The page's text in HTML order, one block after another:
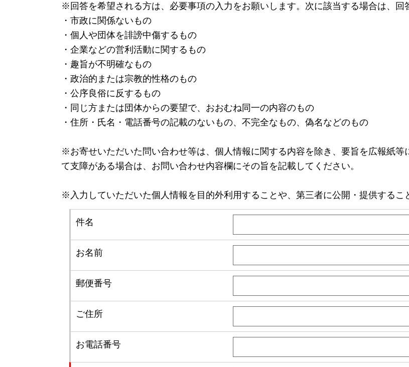
※回答を希望される方は、必要事項の入力をお願いします。次に該当する場合は、回
・市政に関係ないもの
・個人や団体を誹謗中傷するもの
・企業などの営利活動に関するもの
・趣旨が不明確なもの
・政治的または宗教的性格のもの
・公序良俗に反するもの
・同じ方または団体からの要望で、おおむね同一の内容のもの
・住所・氏名・電話番号の記載のないもの、不完全なもの、偽名などのもの
※お寄せいただいた問い合わせ等は、個人情報に関する内容を除き、要旨を広報紙
て支障がある場合は、お問い合わせ内容欄にその旨を記載してください。
※入力していただいた個人情報を目的外利用することや、第三者に公開・提供するこ
件名
お名前
郵便番号
ご住所
お電話番号